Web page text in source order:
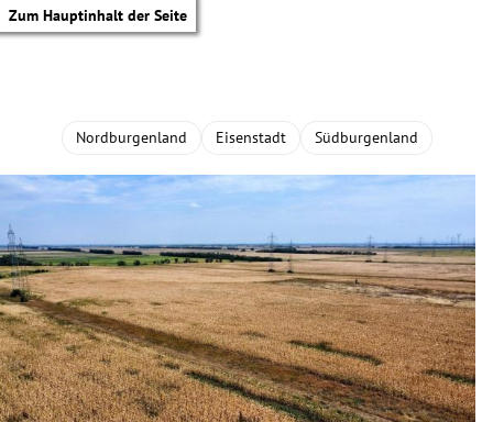
Zum Hauptinhalt der Seite
Nordburgenland Eisenstadt Südburgenland